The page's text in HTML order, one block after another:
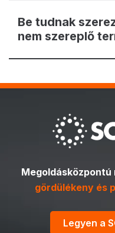
Be tudnak
nem szereplő
Megoldásközpontú
gördülékeny és
Legyen a